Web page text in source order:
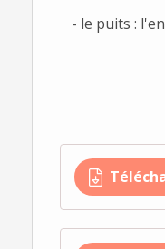
- le puits :